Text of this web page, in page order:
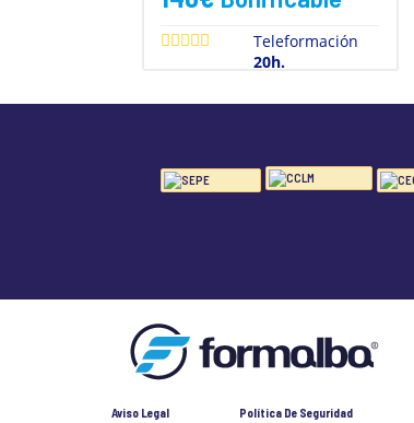
Teleformación
20h.
Aviso Legal
Política De Seguridad